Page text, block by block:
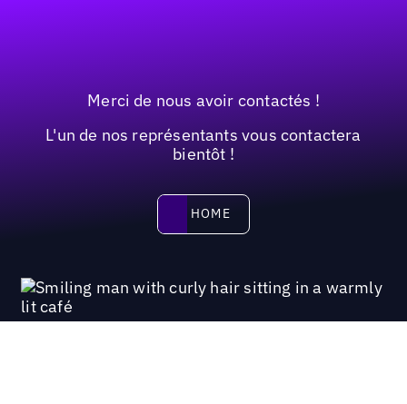
Merci de nous avoir contactés !
L'un de nos représentants vous contactera
bientôt !
HOMEHOME